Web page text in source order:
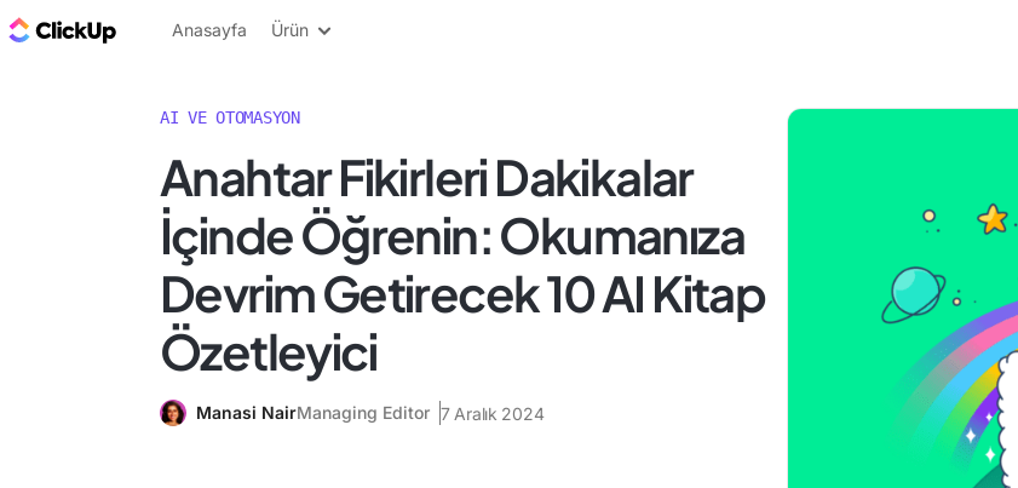
ClickUp Blog
Anasayfa Ürün
AI VE OTOMASYON
Anahtar Fikirleri Dakikalar
İçinde Öğrenin: Okumanıza
Devrim Getirecek 10 AI Kitap
Özetleyici
Manasi NairManaging Editor 7 Aralık 2024